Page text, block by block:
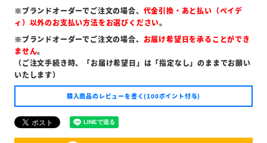
※ブランドオーダーでご注文の場合、 代金引換・あと払い（ペイデ
ィ）以外のお支払い方法をお選びください。
※ブランドオーダーでご注文の場合、 お届け希望日を承ることができ
ません。
（ご注文手続き時、「お届け希望日」は「指定なし」のままでお願い
いたします）
購入商品のレビューを書く(100ポイント付与)